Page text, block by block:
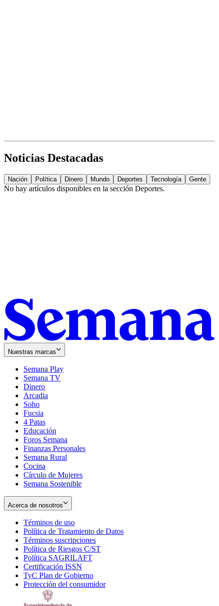
Noticias Destacadas
Nación Política Dinero Mundo Deportes Tecnología Gente
No hay artículos disponibles en la sección Deportes.
Nuestras marcas
Semana Play
Semana TV
Dinero
Arcadia
Soho
in
new
window
Fucsia
in
new
window
4 Patas
Educación
Foros Semana
Finanzas Personales
Semana Rural
Cocina
Círculo de Mujeres
Semana Sostenible
Acerca de nosotros
Términos de uso
in
new
window
Política de Tratamiento de Datos
Términos suscripciones
in
Política de Riesgos C/ST
Política SAGRILAFT
new
window
Certificación ISSN
in
new
TyC Plan de Gobierno
in
Protección del consumidorOpens